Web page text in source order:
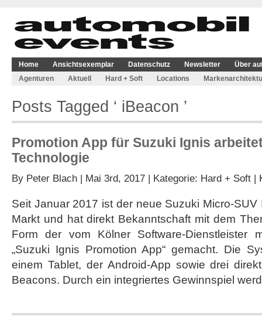
Home Ansichtsexemplar Datenschutz Newsletter
Über
Agenturen
Aktuell Hard + Soft Locations
Posts Tagged ‘ iBeacon ’
Promotion App für Suzuki Ignis
Technologie
By Peter Blach | Mai 3rd, 2017 | Kategorie: Hard + Soft |
Seit Januar 2017 ist der neue Suzuki Micro-
Markt und hat direkt Bekanntschaft mit dem
Form der vom Kölner Software-Dienstleister
„Suzuki Ignis Promotion App“ gemacht. Die
einem Tablet, der Android-App sowie drei
Beacons. Durch ein integriertes Gewinnspiel